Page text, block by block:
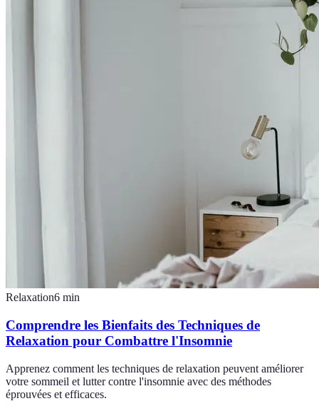
Relaxation6 min
Comprendre les Bienfaits des Techniques de
Relaxation pour Combattre l'Insomnie
Apprenez comment les techniques de relaxation peuvent améliorer
votre sommeil et lutter contre l'insomnie avec des méthodes
éprouvées et efficaces.